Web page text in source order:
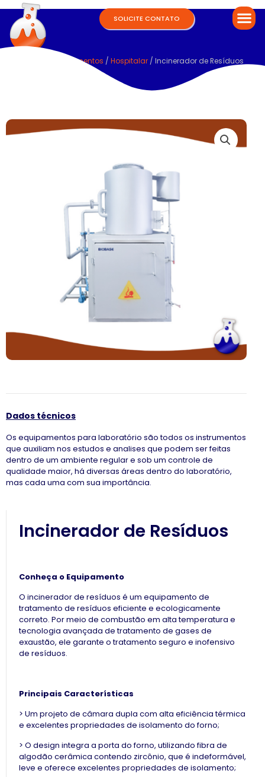
SOLICITE CONTATO
Equipamentos / Hospitalar/ Incinerador de Resíduos
Dados técnicos
Os equipamentos para laboratório são todos os instrumentos
que auxiliam nos estudos e analises que podem ser feitas
dentro de um ambiente regular e sob um controle de
qualidade maior, há diversas áreas dentro do laboratório,
mas cada uma com sua importância.
Incinerador de Resíduos
Conheça o Equipamento
O incinerador de resíduos é um equipamento de
tratamento de resíduos eficiente e ecologicamente
correto. Por meio de combustão em alta temperatura e
tecnologia avançada de tratamento de gases de
exaustão, ele garante o tratamento seguro e inofensivo
de resíduos.
Principais Características
> Um projeto de câmara dupla com alta eficiência térmica
e excelentes propriedades de isolamento do forno;
> O design integra a porta do forno, utilizando fibra de
algodão cerâmica contendo zircônio, que é indeformável,
leve e oferece excelentes propriedades de isolamento;